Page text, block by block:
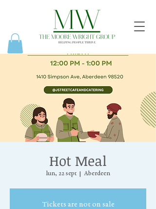
Hot Meal
lun, 22 sept
  |
Aberdeen
Tickets are not on sale